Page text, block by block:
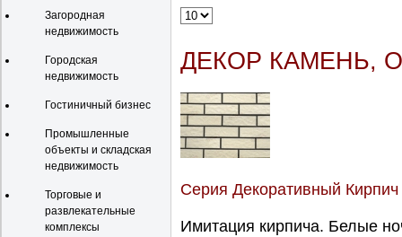
Загородная
недвижимость
Городская
недвижимость
Гостиничный бизнес
Промышленные
объекты и складская
недвижимость
Торговые и
развлекательные
комплексы
ДЕКОР КАМЕНЬ,
Серия Декоративный Кирпич
Имитация кирпича. Белые